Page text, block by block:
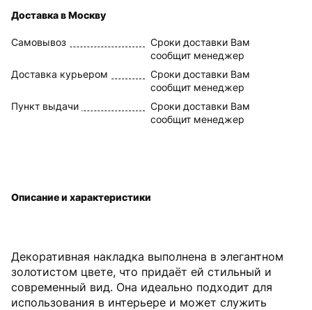
Доставка в Москву
Самовывоз
Сроки доставки Вам
сообщит менеджер
Доставка курьером
Сроки доставки Вам
сообщит менеджер
Пункт выдачи
Сроки доставки Вам
сообщит менеджер
Декоративная накладка выполнена в элегантном
золотистом цвете, что придаёт ей стильный и
современный вид. Она идеально подходит для
использования в интерьере и может служить
Описание и характеристики